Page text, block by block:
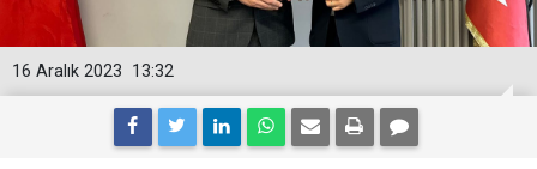
13:32
16 Aralık 2023